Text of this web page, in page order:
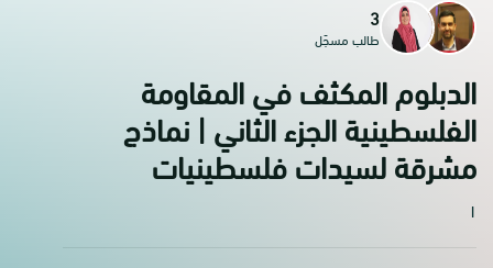
3
طالب مسجّل
الدبلوم المكثف في المقاومة
الفلسطينية الجزء الثاني | نماذج
مشرقة لسيدات فلسطينيات
١